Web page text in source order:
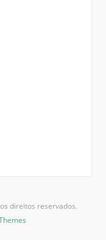
direitos reservados.